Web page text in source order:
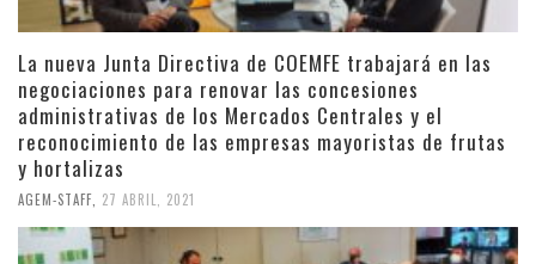
La nueva Junta Directiva de COEMFE trabajará en las
negociaciones para renovar las concesiones
administrativas de los Mercados Centrales y el
reconocimiento de las empresas mayoristas de frutas
y hortalizas
AGEM-STAFF 27 ABRIL, 2021